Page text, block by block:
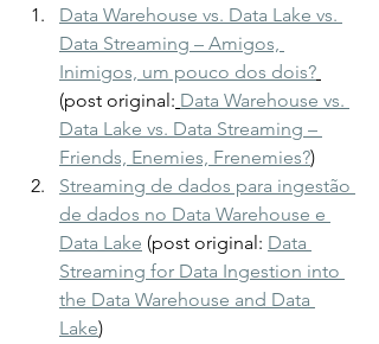
Data Warehouse vs. Data Lake vs.
Data Streaming – Amigos,
Inimigos, um pouco dos dois?
(post original: Data Warehouse vs.
Data Lake vs. Data Streaming –
Friends, Enemies, Frenemies?)
Streaming de dados para ingestão
de dados no Data Warehouse e
Data Lake (post original: Data
Streaming for Data Ingestion into
the Data Warehouse and Data
Lake)